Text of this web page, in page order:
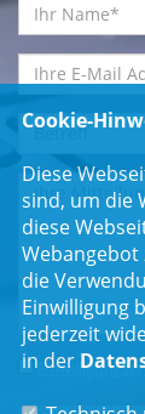
Cookie-
Diese
sind, um die
diese
Webangebot
die
Einwilligung
jederzeit
in der